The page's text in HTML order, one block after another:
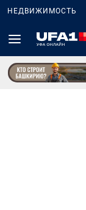
НЕДВИЖИМОСТЬ